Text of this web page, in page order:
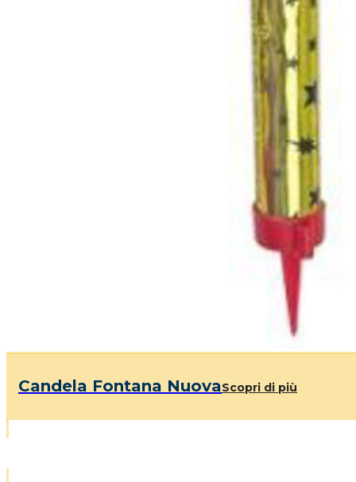
Candela Fontana NuovaScopri di più